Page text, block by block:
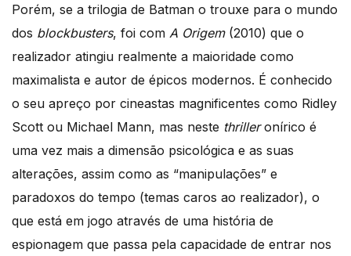
Porém, se a trilogia de Batman o trouxe para o mundo
dos blockbusters, foi com A Origem(2010) que o
realizador atingiu realmente a maioridade como
maximalista e autor de épicos modernos. É conhecido
o seu apreço por cineastas magnificentes como Ridley
Scott ou Michael Mann, mas neste thrilleronírico é
uma vez mais a dimensão psicológica e as suas
alterações, assim como as “manipulações” e
paradoxos do tempo (temas caros ao realizador), o
que está em jogo através de uma história de
espionagem que passa pela capacidade de entrar nos